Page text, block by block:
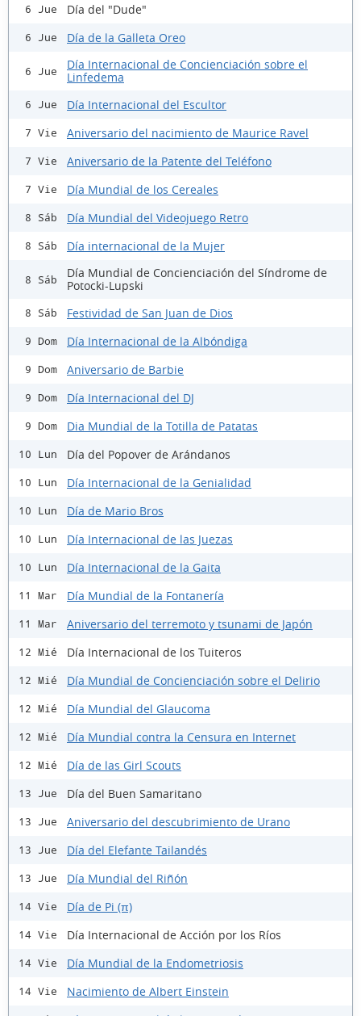
6 Jue Día del "Dude"
6 Jue Día de la Galleta Oreo
6 Jue
Día Internacional de Concienciación sobre el
Linfedema
6 Jue Día Internacional del Escultor
7 Vie Aniversario del nacimiento de Maurice Ravel
7 Vie Aniversario de la Patente del Teléfono
7 Vie Día Mundial de los Cereales
8 Sáb Día Mundial del Videojuego Retro
8 Sáb Día internacional de la Mujer
8 Sáb
Día Mundial de Concienciación del Síndrome de
Potocki-Lupski
8 Sáb Festividad de San Juan de Dios
9 Dom Día Internacional de la Albóndiga
9 Dom Aniversario de Barbie
9 Dom Día Internacional del DJ
9 Dom Dia Mundial de la Totilla de Patatas
10 Lun Día del Popover de Arándanos
10 Lun Día Internacional de la Genialidad
10 Lun Día de Mario Bros
10 Lun Día Internacional de las Juezas
10 Lun Día Internacional de la Gaita
11 Mar Día Mundial de la Fontanería
11 Mar Aniversario del terremoto y tsunami de Japón
12 Mié Día Internacional de los Tuiteros
12 Mié Día Mundial de Concienciación sobre el Delirio
12 Mié Día Mundial del Glaucoma
12 Mié Día Mundial contra la Censura en Internet
12 Mié Día de las Girl Scouts
13 Jue Día del Buen Samaritano
13 Jue Aniversario del descubrimiento de Urano
13 Jue Día del Elefante Tailandés
13 Jue Día Mundial del Riñón
14 Vie Día de Pi (π)
14 Vie Día Internacional de Acción por los Ríos
14 Vie Día Mundial de la Endometriosis
14 Vie Nacimiento de Albert Einstein